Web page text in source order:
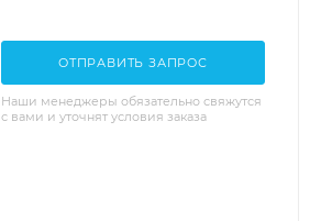
ОТПРАВИТЬ ЗАПРОС
Наши менеджеры обязательно свяжутся
с вами и уточнят условия заказа